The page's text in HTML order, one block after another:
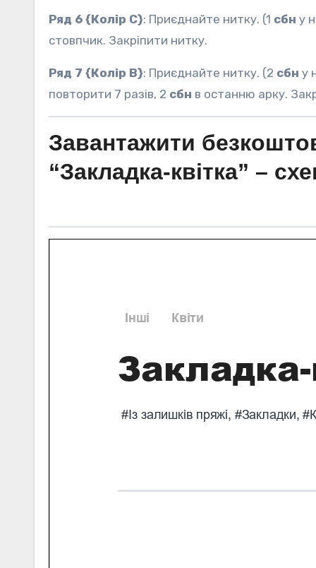
Ряд 6 {Колір C}: Приєднайте нитку. (1 сбн у
стовпчик. Закріпити нитку.
Ряд 7 {Колір B}: Приєднайте нитку. (2 сбн у
повторити 7 разів, 2 сбн в останню арку.
Завантажити
“Закладка-квітка” –